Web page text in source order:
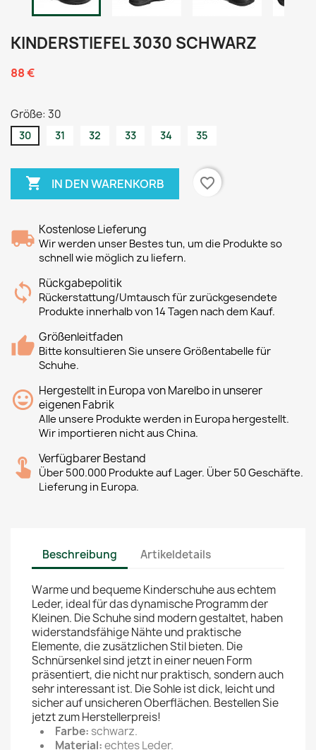
KINDERSTIEFEL 3030 SCHWARZ
88 €
Größe: 30
30 31 32 33 34 35
 IN DEN WARENKORB favorite_border
Kostenlose Lieferung
Wir werden unser Bestes tun, um die Produkte so
schnell wie möglich zu liefern.
Rückgabepolitik
Rückerstattung/Umtausch für zurückgesendete
Produkte innerhalb von 14 Tagen nach dem Kauf.
Größenleitfaden
Bitte konsultieren Sie unsere Größentabelle für
Schuhe.
Hergestellt in Europa von Marelbo in unserer
eigenen Fabrik
Alle unsere Produkte werden in Europa hergestellt.
Wir importieren nicht aus China.
Verfügbarer Bestand
Über 500.000 Produkte auf Lager. Über 50 Geschäfte.
Lieferung in Europa.
Beschreibung Artikeldetails
Warme und bequeme Kinderschuhe aus echtem
Leder, ideal für das dynamische Programm der
Kleinen. Die Schuhe sind modern gestaltet, haben
widerstandsfähige Nähte und praktische
Elemente, die zusätzlichen Stil bieten. Die
Schnürsenkel sind jetzt in einer neuen Form
präsentiert, die nicht nur praktisch, sondern auch
sehr interessant ist. Die Sohle ist dick, leicht und
sicher auf unsicheren Oberflächen. Bestellen Sie
jetzt zum Herstellerpreis!
Farbe: schwarz.
Material:echtes Leder.